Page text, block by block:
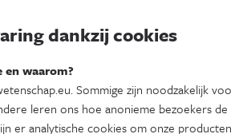
ijsberen dus niet op
nog eens zeven
niet duidelijk. (sst)
dankzij cookies
waarom?
Sommige zijn noodzakelijk
leren ons hoe anonieme bezoekers de
er analytische cookies om onze